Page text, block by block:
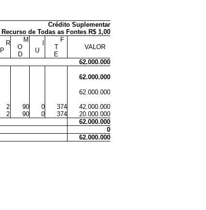
Crédito Suplementar
Recurso de Todas as Fontes R$ 1,00
R
P
M
O
D
I
U
F
T
E
VALOR
62.000.000
62.000.000
62.000.000
2 90 0 374
42.000.000
2 90 0 374
20.000.000
62.000.000
0
62.000.000